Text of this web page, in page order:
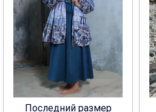
Последний размер